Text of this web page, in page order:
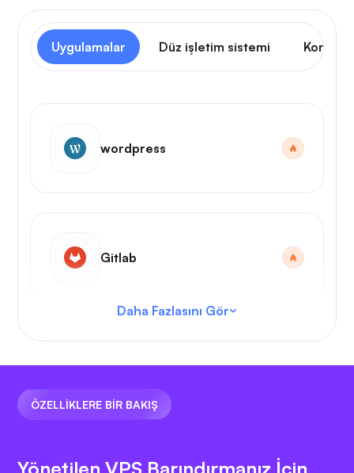
Uygulamalar Düz işletim sistemi Kontrol
wordpress
Gitlab
VS Kodu
Daha Fazlasını Gör
ÖZELLİKLERE BİR BAKIŞ